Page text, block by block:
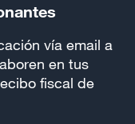
vía email a
en tus
fiscal de